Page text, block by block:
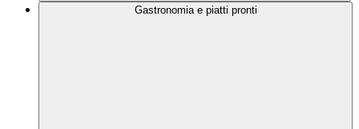
Gastronomia e piatti pronti